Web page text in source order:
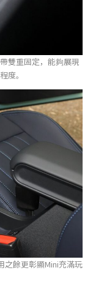
雙重固定，能夠展現
度。
之餘更彰顯Mini充滿玩